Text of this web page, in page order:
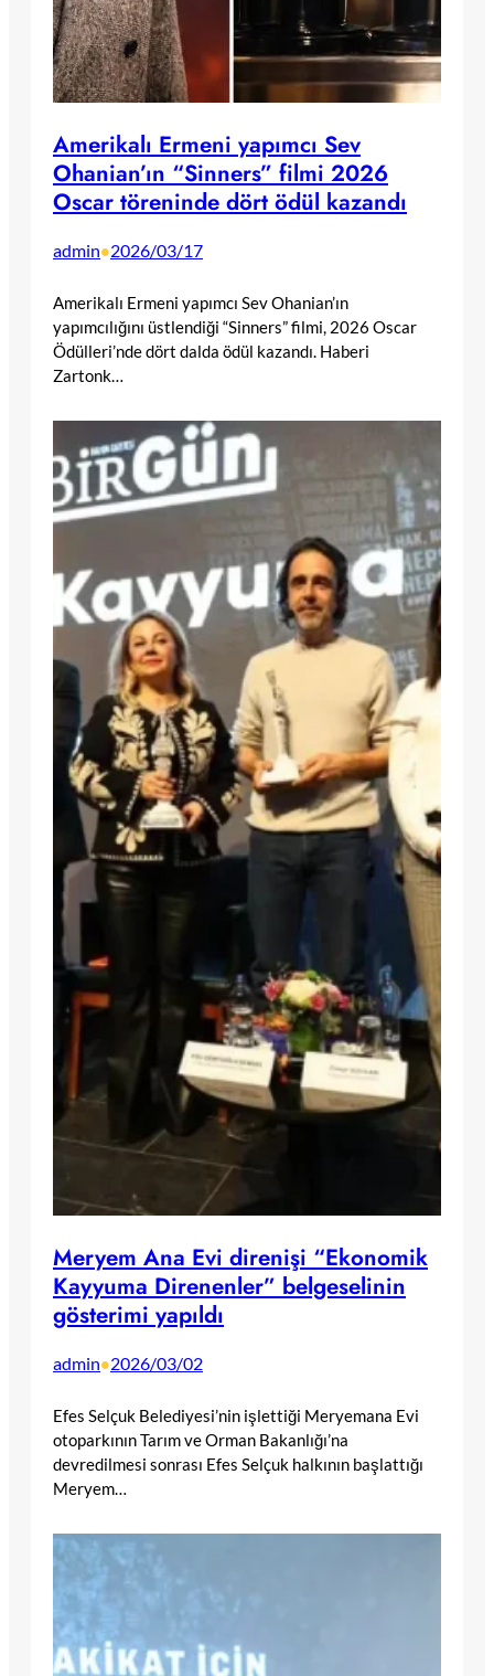
Amerikalı Ermeni yapımcı Sev
Ohanian’ın “Sinners” filmi 2026
Oscar töreninde dört ödül kazandı
admin•2026/03/17
Amerikalı Ermeni yapımcı Sev Ohanian’ın
yapımcılığını üstlendiği “Sinners” filmi, 2026 Oscar
Ödülleri’nde dört dalda ödül kazandı. Haberi
Zartonk…
Meryem Ana Evi direnişi “Ekonomik
Kayyuma Direnenler” belgeselinin
gösterimi yapıldı
admin•2026/03/02
Efes Selçuk Belediyesi’nin işlettiği Meryemana Evi
otoparkının Tarım ve Orman Bakanlığı’na
devredilmesi sonrası Efes Selçuk halkının başlattığı
Meryem…